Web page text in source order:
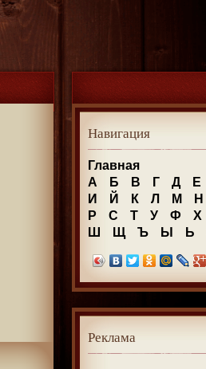
Навигация
Главная
А
Б В Г Д Е
И
Й К Л М Н
Р
С Т У Ф Х
Ш
Щ Ъ Ы Ь
Реклама